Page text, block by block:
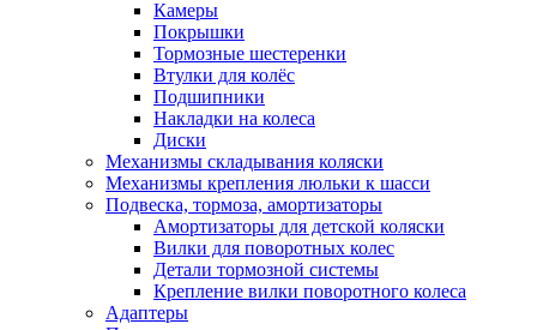
Камеры
Покрышки
Тормозные шестеренки
Втулки для колёс
Подшипники
Накладки на колеса
Диски
Механизмы складывания коляски
Механизмы крепления люльки к шасси
Подвеска, тормоза, амортизаторы
Амортизаторы для детской коляски
Вилки для поворотных колес
Детали тормозной системы
Крепление вилки поворотного колеса
Адаптеры